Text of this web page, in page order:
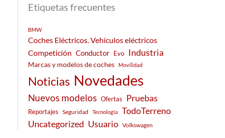
Etiquetas frecuentes
BMW
Coches Eléctricos. Vehículos eléctricos
Competición Conductor Evo Industria
Marcas y modelos de coches Movilidad
Noticias Novedades
Nuevos modelos Ofertas Pruebas
Reportajes Seguridad Tecnología
TodoTerreno
Uncategorized Usuario Volkswagen